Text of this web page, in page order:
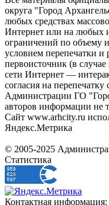
округа "Город
любых средствах
Интернет или на любых
ограничений по объему
условием перепечатки и
первоисточник (в
сети Интернет —
согласия на
Администрации ГО
авторов информации не
Сайт www.arhcity.ru
Яндекс.Метрика
© 2005-2025
Статистика
Контактная информация: